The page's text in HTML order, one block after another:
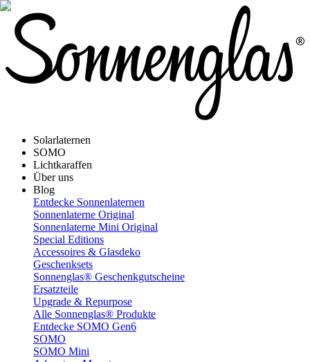
Solarlaternen
SOMO
Lichtkaraffen
Über uns
Blog
Entdecke Sonnenlaternen
Sonnenlaterne Original
Sonnenlaterne Mini Original
Special Editions
Accessoires & Glasdeko
Geschenksets
Sonnenglas® Geschenkgutscheine
Ersatzteile
Upgrade & Repurpose
Alle Sonnenglas® Produkte
Entdecke SOMO Gen6
SOMO
SOMO Mini